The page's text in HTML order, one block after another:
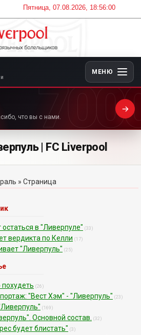
Пятница, 07.08.2026, 18:56:00
МЕНЮ
что вы с нами.
| FC Liverpool
» Страница
в "Ливерпуле" (33)
вердикта по Келли (17)
"Ливерпуль" (25)
(26)
"Вест Хэм" - "Ливерпуль" (23)
(169)
Основной состав. (32)
будет блистать" (3)